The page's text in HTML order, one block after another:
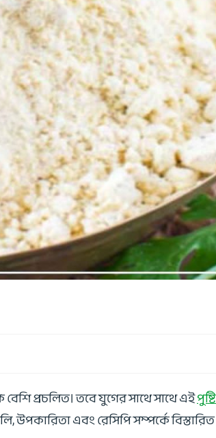
প্রচলিত। তবে যুগের সাথে সাথে এই
উপকারিতা এবং রেসিপি সম্পর্কে